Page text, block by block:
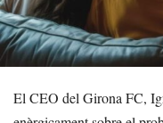
El CEO del Girona FC,